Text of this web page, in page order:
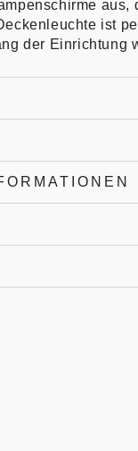
aus,
ist
der Einrichtung